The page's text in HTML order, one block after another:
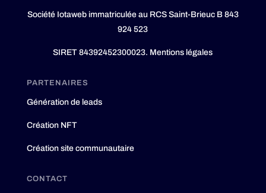
Société Iotaweb immatriculée au RCS Saint-Brieuc B 843
924 523
SIRET 84392452300023. Mentions légales
PARTENAIRES
Génération de leads
Création NFT
Création site communautaire
CONTACT